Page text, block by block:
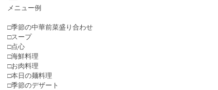
メニュー例
□季節の中華前菜盛り合わせ
□スープ
□点心
□海鮮料理
□お肉料理
□本日の麺料理
□季節のデザート